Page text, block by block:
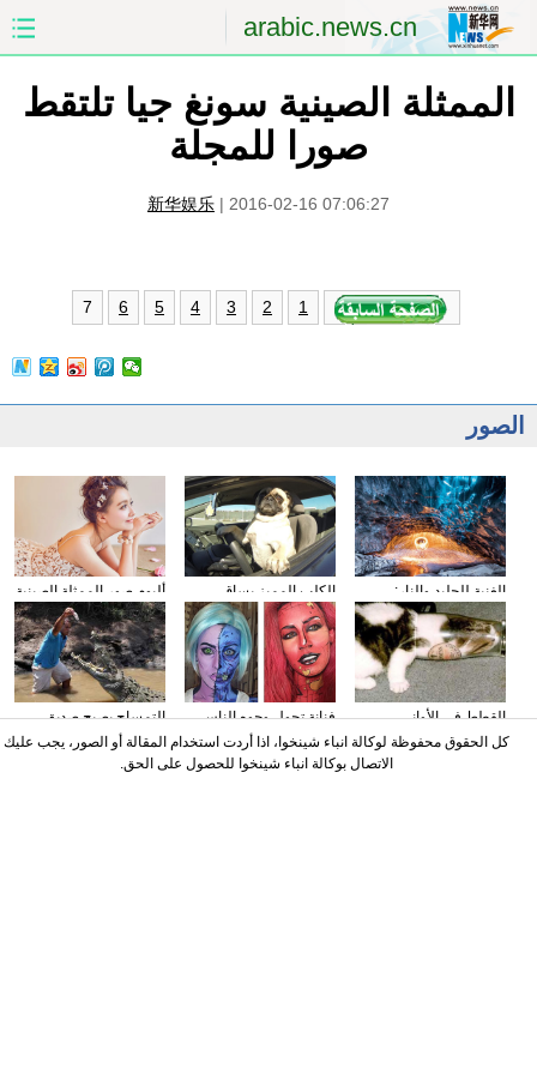
arabic.news.cn
الصين الصفحة الأولى
الشرق الأوسط
الاقتصاد
مؤتمر صحفى للخارجية الصور
الممثلة الصينية سونغ جيا تلتقط
صورا للمجلة
新华娱乐 | 2016-02-16 07:06:27
1
2
3
4
5
6
7
الصور
ألبوم صور الممثلة الصينية
سون تشيان
الكلب المميز يساق
السيارات
الغنية للجليد والنار:
المصور يلتقط صورا في
الأنهار الجليدية
التمساح يصبح صديق
الناس في كوستا ريكا
فنانة تحول وجوه الناس
إلى الشخصيات الكرتونية
باستخدام الماكياج
القطط في الأواني
الزجاجية
كل الحقوق محفوظة لوكالة انباء شينخوا، اذا أردت استخدام المقالة أو الصور، يجب عليك
الاتصال بوكالة انباء شينخوا للحصول على الحق.